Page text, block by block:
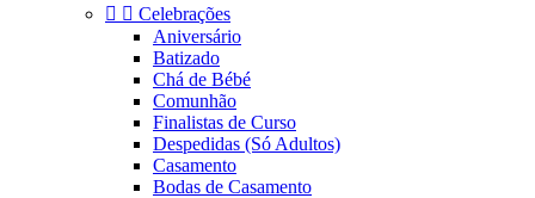
  Celebrações
Aniversário
Batizado
Chá de Bébé
Comunhão
Finalistas de Curso
Despedidas (Só Adultos)
Casamento
Bodas de Casamento